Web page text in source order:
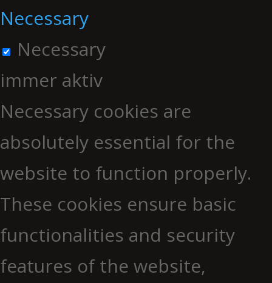
Necessary
Necessary
immer aktiv
Necessary cookies are
absolutely essential for the
website to function properly.
These cookies ensure basic
functionalities and security
features of the website,